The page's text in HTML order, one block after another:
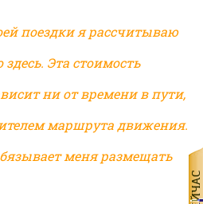
поездки я рассчитываю
Эта стоимость
ни от времени в пути,
маршрута движения.
меня размещать